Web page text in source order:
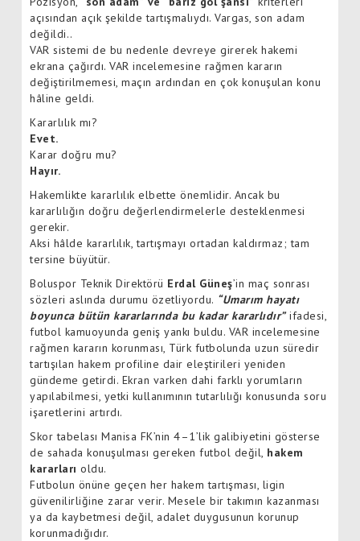
açısından açık şekilde tartışmalıydı. Vargas, son adam
değildi..
VAR sistemi de bu nedenle devreye girerek hakemi
ekrana çağırdı. VAR incelemesine rağmen kararın
değiştirilmemesi, maçın ardından en çok konuşulan konu
hâline geldi.
Kararlılık mı?
Evet.
Karar doğru mu?
Hayır.
Hakemlikte kararlılık elbette önemlidir. Ancak bu
kararlılığın doğru değerlendirmelerle desteklenmesi
gerekir.
Aksi hâlde kararlılık, tartışmayı ortadan kaldırmaz; tam
tersine büyütür.
Boluspor Teknik Direktörü Erdal Güneş’in maç sonrası
sözleri aslında durumu özetliyordu. “Umarım hayatı
boyunca bütün kararlarında bu kadar kararlıdır”ifadesi,
futbol kamuoyunda geniş yankı buldu. VAR incelemesine
rağmen kararın korunması, Türk futbolunda uzun süredir
tartışılan hakem profiline dair eleştirileri yeniden
gündeme getirdi. Ekran varken dahi farklı yorumların
yapılabilmesi, yetki kullanımının tutarlılığı konusunda soru
işaretlerini artırdı.
Skor tabelası Manisa FK’nin 4–1’lik galibiyetini gösterse
de sahada konuşulması gereken futbol değil, hakem
kararları oldu.
Futbolun önüne geçen her hakem tartışması, ligin
güvenilirliğine zarar verir. Mesele bir takımın kazanması
ya da kaybetmesi değil, adalet duygusunun korunup
korunmadığıdır.